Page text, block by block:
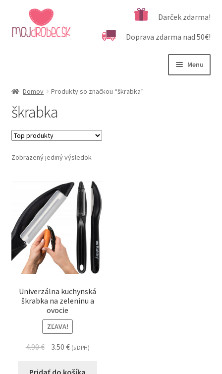
Preskočiť
na
navigáciu
Preskočiť
na
obsah
Darček zdarma!
Doprava zdarma nad 50€!
Menu
Podľa veku
Kategórie produktov
Dôležité informácie
Domov Produkty so značkou “škrabka”
škrabka
Zobrazený jediný výsledok
Univerzálna kuchynská
škrabka na zeleninu a
ovocie
ZĽAVA!
4.90€ 3.50 € (s DPH)